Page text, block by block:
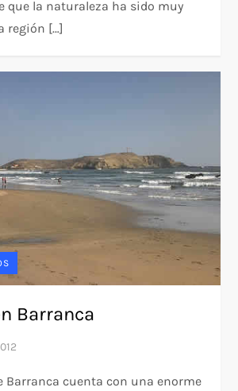
que la naturaleza ha sido muy
región […]
Barranca
Barranca cuenta con una enorme